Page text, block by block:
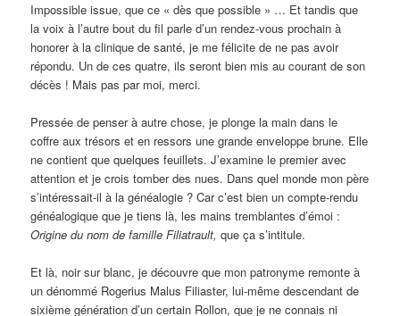
Impossible issue, que ce « dès que possible » … Et tandis que
la voix à l’autre bout du fil parle d’un rendez-vous prochain à
honorer à la clinique de santé, je me félicite de ne pas avoir
répondu. Un de ces quatre, ils seront bien mis au courant de son
décès ! Mais pas par moi, merci.
Pressée de penser à autre chose, je plonge la main dans le
coffre aux trésors et en ressors une grande enveloppe brune. Elle
ne contient que quelques feuillets. J’examine le premier avec
attention et je crois tomber des nues. Dans quel monde mon père
s’intéressait-il à la généalogie ? Car c’est bien un compte-rendu
généalogique que je tiens là, les mains tremblantes d’émoi :
Origine du nom de famille Filiatrault,que ça s’intitule.
Et là, noir sur blanc, je découvre que mon patronyme remonte à
un dénommé Rogerius Malus Filiaster, lui-même descendant de
sixième génération d’un certain Rollon, que je ne connais ni